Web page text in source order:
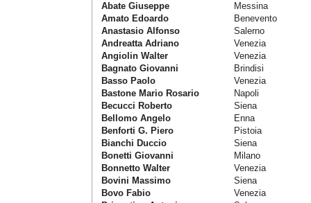
Abate Giuseppe
Messina
Amato Edoardo
Benevento
Anastasio Alfonso
Salerno
Andreatta Adriano
Venezia
Angiolin Walter
Venezia
Bagnato Giovanni
Brindisi
Basso Paolo
Venezia
Bastone Mario Rosario
Napoli
Becucci Roberto
Siena
Bellomo Angelo
Enna
Benforti G. Piero
Pistoia
Bianchi Duccio
Siena
Bonetti Giovanni
Milano
Bonnetto Walter
Venezia
Bovini Massimo
Siena
Bovo Fabio
Venezia